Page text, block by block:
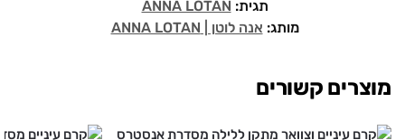
תגית: ANNA LOTAN
מותג: אנה לוטן | ANNA LOTAN
מוצרים קשורים